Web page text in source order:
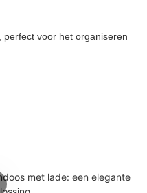
voor het organiseren